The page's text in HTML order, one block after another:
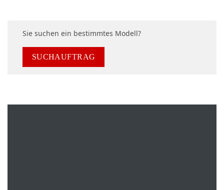
Sie suchen ein bestimmtes Modell?
SUCHAUFTRAG